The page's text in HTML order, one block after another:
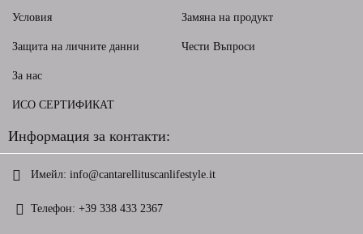
Условия
Защита на личните данни
Замяна на продукт
Чести Въпроси
За нас
ИСО СЕРТИФИКАТ
Информация за контакти:
Имейл: info@cantarellituscanlifestyle.it
Телефон: +39 338 433 2367